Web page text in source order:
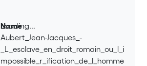
Loading...
Loading...
Name
Aubert_Jean-Jacques_-
_L_esclave_en_droit_romain_ou_l_i
mpossible_r_ification_de_l_homme